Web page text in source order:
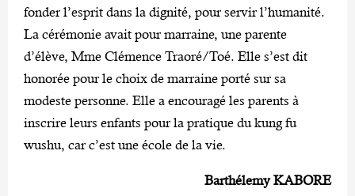
fonder l’esprit dans la dignité, pour servir l’humanité.
La cérémonie avait pour marraine, une parente
d’élève, Mme Clémence Traoré/Toé. Elle s’est dit
honorée pour le choix de marraine porté sur sa
modeste personne. Elle a encouragé les parents à
inscrire leurs enfants pour la pratique du kung fu
wushu, car c’est une école de la vie.
Barthélemy KABORE